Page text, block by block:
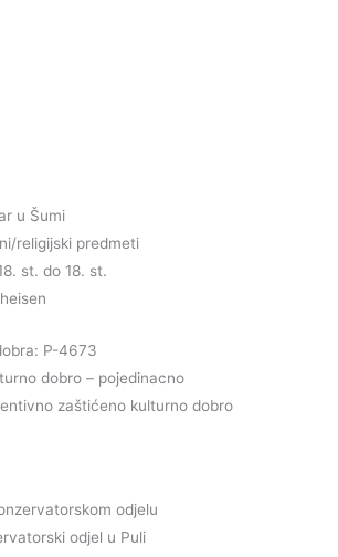
u Šumi
religijski predmeti
st. do 18. st.
P-4673
dobro – pojedinacno
zaštićeno kulturno dobro
odjelu
odjel u Puli